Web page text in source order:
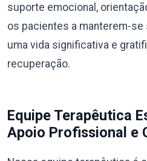
suporte emocional,
os pacientes a manterem-
uma vida significativa e
recuperação.
Equipe Terapêutica
Apoio Profissional e